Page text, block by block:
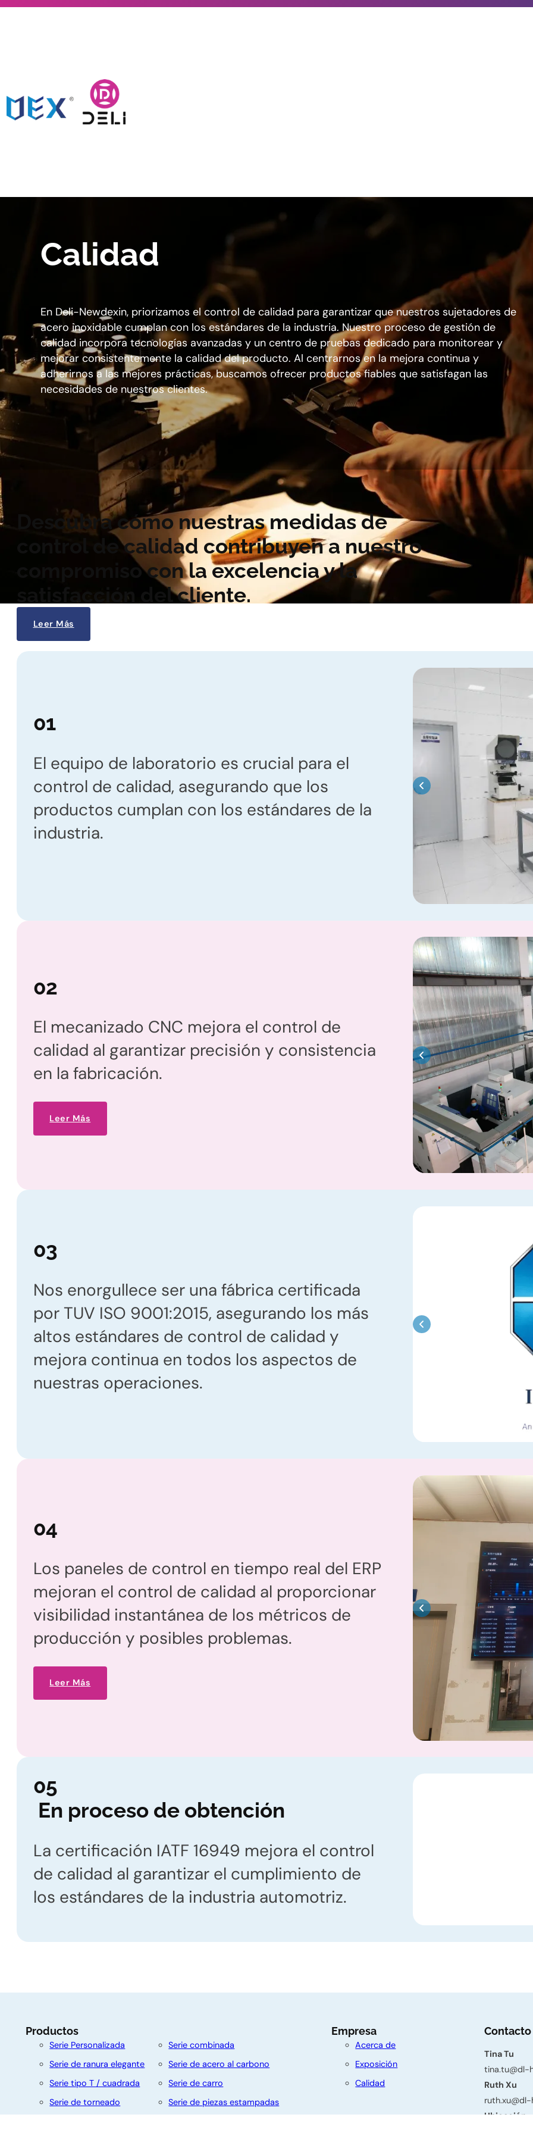
Calidad
En Deli-Newdexin, priorizamos el control de calidad para garantizar que nuestros sujetadores de
acero inoxidable cumplan con los estándares de la industria. Nuestro proceso de gestión de
calidad incorpora tecnologías avanzadas y un centro de pruebas dedicado para monitorear y
mejorar consistentemente la calidad del producto. Al centrarnos en la mejora continua y
adherirnos a las mejores prácticas, buscamos ofrecer productos fiables que satisfagan las
necesidades de nuestros clientes.
Descubracómo nuestras medidas de
control de calidad contribuyen a nuestro
compromiso con la excelencia y la
satisfacción del cliente.
Leer Más
01
El equipo de laboratorio es crucial para el
control de calidad, asegurando que los
productos cumplan con los estándares de la
industria.
02
El mecanizado CNC mejora el control de
calidad al garantizar precisión y consistencia
en la fabricación.
Leer Más
03
Nos enorgullece ser una fábrica certificada
por TUV ISO 9001:2015, asegurando los más
altos estándares de control de calidad y
mejora continua en todos los aspectos de
nuestras operaciones.
04
Los paneles de control en tiempo real del ERP
mejoran el control de calidad al proporcionar
visibilidad instantánea de los métricos de
producción y posibles problemas.
Leer Más
05
En proceso de obtención
La certificación IATF 16949 mejora el control
de calidad al garantizar el cumplimiento de
los estándares de la industria automotriz.
Productos
Serie Personalizada
Serie de ranura elegante
Serie tipo T / cuadrada
Serie de torneado
Serie combinada
Serie de acero al carbono
Serie de carro
Serie de piezas estampadas
Empresa
Acerca de
Exposición
Calidad
Contacto
Tina Tu
tina.tu@dl-
Ruth Xu
Ubicación
Nombre
Apellido